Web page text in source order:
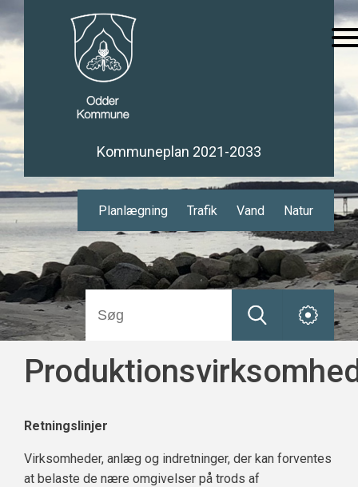
Kommuneplan 2021-2033
Planlægning Trafik Vand Natur
Retningslinjer
Virksomheder, anlæg og indretninger, der kan forventes
at belaste de nære omgivelser på trods af